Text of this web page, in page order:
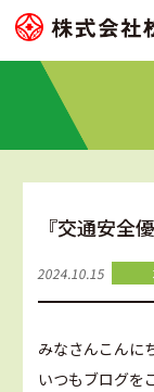
『交通安全
2024.10.15
みなさんこんに
いつもブログを